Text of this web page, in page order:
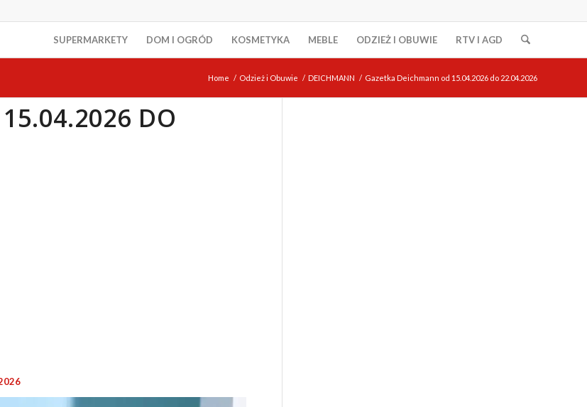
SUPERMARKETY DOM I OGRÓD KOSMETYKA MEBLE ODZIEŻ I OBUWIE RTV I AGD
Home / Odzież i Obuwie / DEICHMANN / Gazetka Deichmann od 15.04.2026 do 22.04.2026
DO